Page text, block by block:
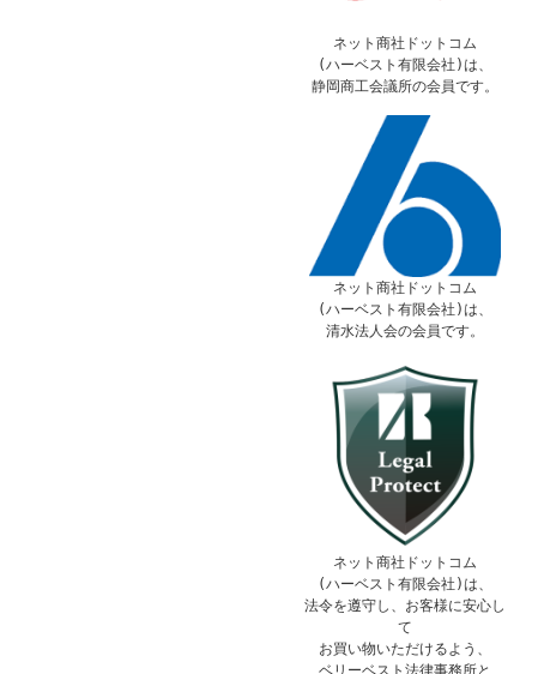
ネット商社ドットコム
(ハーベスト有限会社)は、
静岡商工会議所の会員です。
ネット商社ドットコム
(ハーベスト有限会社)は、
清水法人会の会員です。
ネット商社ドットコム
(ハーベスト有限会社)は、
法令を遵守し、お客様に安心し
て
お買い物いただけるよう、
ベリーベスト法律事務所と